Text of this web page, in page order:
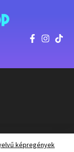
képregények